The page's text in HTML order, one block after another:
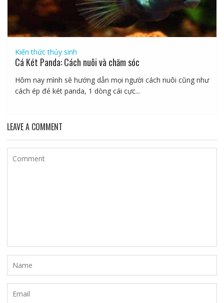
Kiến thức thủy sinh
Cá Két Panda: Cách nuôi và chăm sóc
Hôm nay mình sẽ hướng dẫn mọi người cách nuôi cũng như
cách ép đẻ két panda, 1 dòng cái cực...
LEAVE A COMMENT